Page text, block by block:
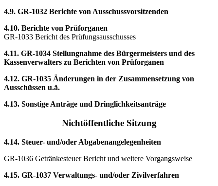
4.9. GR-1032 Berichte von Ausschussvorsitzenden
4.10. Berichte von Prüforganen
GR-1033 Bericht des Prüfungsausschusses
4.11. GR-1034 Stellungnahme des Bürgermeisters und des
Kassenverwalters zu Berichten von Prüforganen
4.12. GR-1035 Änderungen in der Zusammensetzung von
Ausschüssen u.ä.
4.13. Sonstige Anträge und Dringlichkeitsanträge
Nichtöffentliche Sitzung
4.14. Steuer- und/oder Abgabenangelegenheiten
GR-1036 Getränkesteuer Bericht und weitere Vorgangsweise
4.15. GR-1037 Verwaltungs- und/oder Zivilverfahren